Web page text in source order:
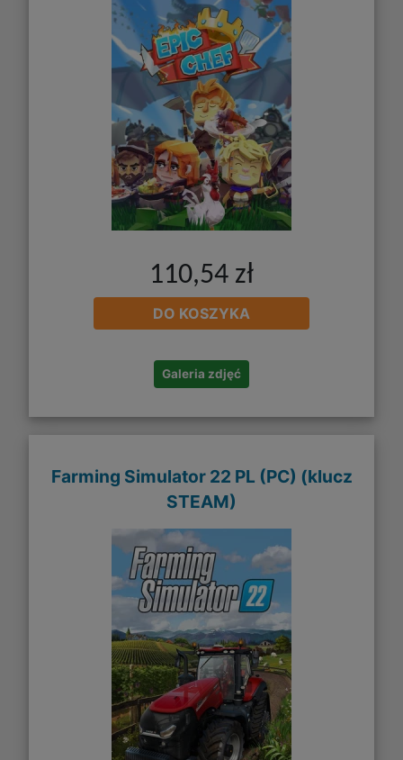
110,54 zł
DO KOSZYKA
Galeria zdjęć
Farming Simulator 22 PL (PC) (klucz
STEAM)